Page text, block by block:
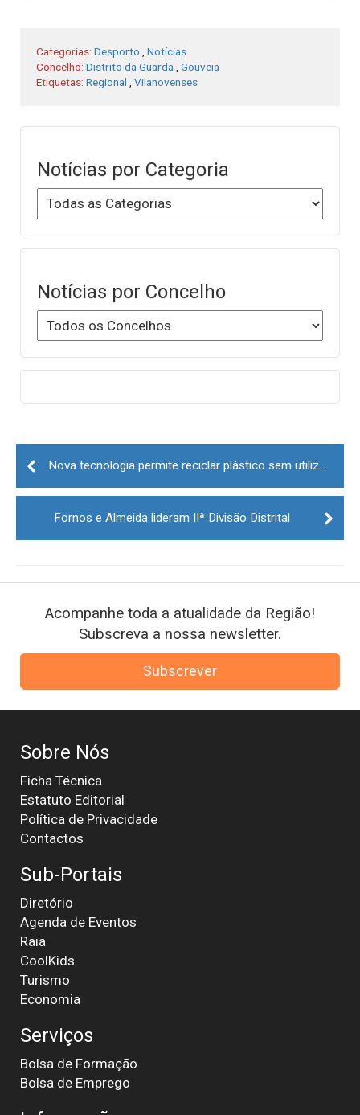
Categorias: Desporto
Notícias
Concelho: Distrito da Guarda
Gouveia
Etiquetas: Regional Vilanovenses
Notícias por Categoria
Notícias por Concelho
Post
navigation
Nova tecnologia permite reciclar plástico sem utilizar água
Fornos e Almeida lideram IIª Divisão Distrital
Acompanhe toda a atualidade da Região!
Subscreva a nossa newsletter.
Subscrever
Sobre Nós
Ficha Técnica
Estatuto Editorial
Política de Privacidade
Contactos
Sub-Portais
Diretório
Agenda de Eventos
Raia
CoolKids
Turismo
Economia
Serviços
Bolsa de Formação
Bolsa de Emprego